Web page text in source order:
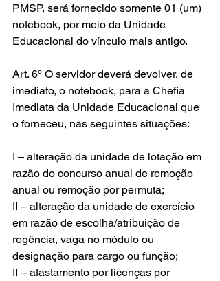
PMSP, será fornecido somente 01 (um)
notebook, por meio da Unidade
Educacional do vínculo mais antigo.
Art. 6º O servidor deverá devolver, de
imediato, o notebook, para a Chefia
Imediata da Unidade Educacional que
o forneceu, nas seguintes situações:
I – alteração da unidade de lotação em
razão do concurso anual de remoção
anual ou remoção por permuta;
II – alteração da unidade de exercício
em razão de escolha/atribuição de
regência, vaga no módulo ou
designação para cargo ou função;
II – afastamento por licenças por